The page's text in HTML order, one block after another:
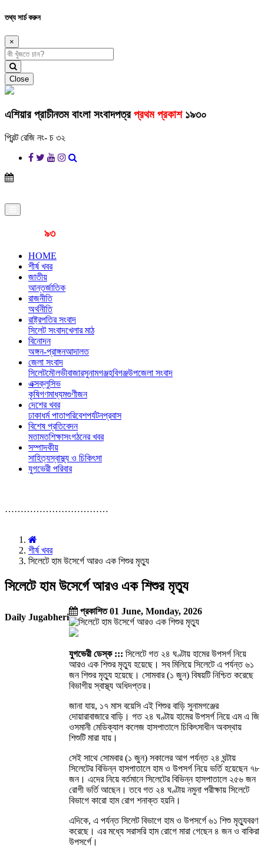
তথ্য সার্চ করুন
×
Close
এশিয়ার প্রাচীনতম বাংলা সংবাদপত্রপ্রথম প্রকাশ১৯৩০
প্রিন্ট রেজি নং- চ ৩২
৯৩বছর
HOME
শীর্ষ খবর
জাতীয়
আন্তর্জাতিক
রাজনীতি
অর্থনীতি
রাষ্ট্রপতির সংবাদ
সিলেট সংবাদখেলার মাঠ
বিনোদন
অঙ্গন-প্রাঙ্গনআদালত
জেলা সংবাদ
সিলেটমৌলভীবাজারসুনামগঞ্জহবিগঞ্জউপজেলা সংবাদ
এক্সক্লুসিভ
কৃষিগণমাধ্যমগুণীজন
দেশের খবর
ঢাকাধর্ম পাতাপরিবেশপর্যটনপ্রবাস
বিশেষ প্রতিবেদন
মতামতশিক্ষাসংগঠনের খবর
সম্পাদকীয়
সাহিত্যস্বাস্থ্য ও চিকিৎসা
যুগভেরী পরিবার
……………………………
শীর্ষ খবর
সিলেটে হাম উসের্গে আরও এক শিশুর মৃত্যু
সিলেটে হাম উসের্গে আরও এক শিশুর মৃত্যু
Daily Jugabheri
প্রকাশিত 01 June, Monday, 2026
যুগভেরী ডেস্ক ::: সিলেটে গত ২৪ ঘণ্টায় হামের উপসর্গ নিয়ে
আরও এক শিশুর মৃত্যু হয়েছে। সব মিলিয়ে সিলেটে এ পর্যন্ত ৬১
জন শিশুর মৃত্যু হয়েছে। সোমবার (১ জুন) বিষয়টি নিশ্চিত করেছে
বিভাগীয় স্বাস্থ্য অধিদপ্তর।
জানা যায়, ১৭ মাস বয়েসি এই শিশুর বাড়ি সুনামগঞ্জের
দোয়ারাবাজারে বাড়ি। গত ২৪ ঘণ্টায় হামের উপসর্গ নিয়ে এম এ জি
ওসমানী মেডিক্যাল কলেজ হাসপাতালে চিকিৎসাধীন অবস্থায়
শিশুটি মারা যায়।
সেই সাথে সোমবার (১ জুন) সকালের আগ পর্যন্ত ২৪ ঘন্টায়
সিলেটের বিভিন্ন হাসপাতালে হাম ও উপসর্গ নিয়ে ভর্তি হয়েছেন ৭৮
জন। এদের নিয়ে বর্তমানে সিলেটের বিভিন্ন হাসপাতালে ২৫৬ জন
রোগী ভর্তি আছেন। তবে গত ২৪ ঘণ্টায় নমুনা পরীক্ষায় সিলেটে
বিভাগে কারো হাম রোগ শনাক্ত হয়নি।
এদিকে, এ পর্যন্ত সিলেট বিভাগে হাম ও উপসর্গে ৬১ শিশু মৃত্যুবরণ
করেছে। এর মধ্যে সরাসরি হাম রোগে মারা গেছেন ৪ জন ও বাকিরা
উপসর্গে।